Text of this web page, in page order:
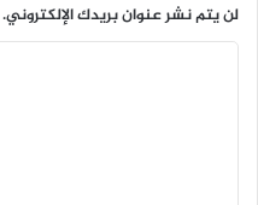
لن يتم نشر عنوان بريدك الإلكتروني.